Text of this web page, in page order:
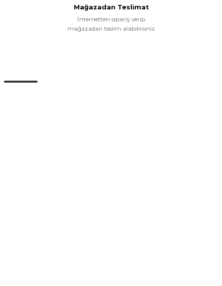
Mağazadan Teslimat
İnternetten sipariş verip
mağazadan teslim alabilirsiniz